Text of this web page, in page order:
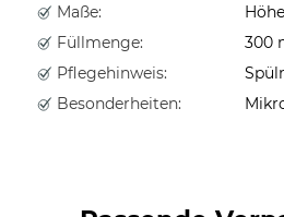
Maße:
Füllmenge:
300
Pflegehinweis:
Besonderheiten: